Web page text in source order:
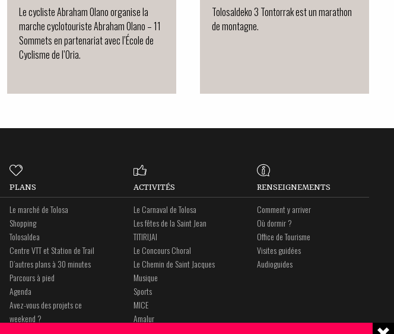
Le cycliste Abraham Olano organise la
marche cyclotouriste Abraham Olano – 11
Sommets en partenariat avec l’École de
Cyclisme de l’Oria.
Tolosaldeko 3 Tontorrak est un marathon
de montagne.
PLANS
Le marché de Tolosa
Shopping
Tolosaldea
Centre VTT et Station de Trail
D’autres plans à 30 minutes
Parcours à pied
Agenda
Avez-vous des projets ce
weekend ?
ACTIVITÉS
Le Carnaval de Tolosa
Les fêtes de la Saint Jean
TITIRIJAI
Le Concours Choral
Le Chemin de Saint Jacques
Musique
Sports
MICE
Amalur
RENSEIGNEMENTS
Comment y arriver
Où dormir ?
Office de Tourisme
Visites guidées
Audioguides